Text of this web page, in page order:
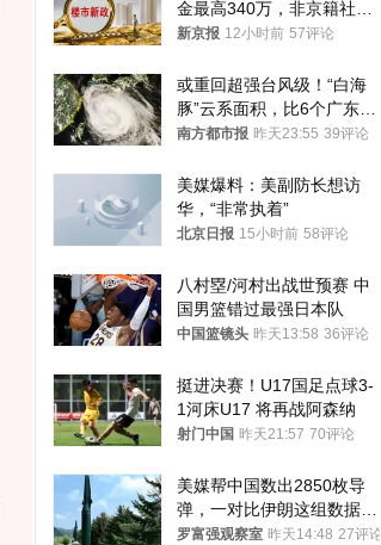
金最高340万，非京籍社保
1年
新京报 12小时前 57评论
或重回超强台风级！“白海
豚”云系面积，比6个广东还
大！深圳官方：注意这件事
南方都市报 昨天23:55 39评论
美媒爆料：美副防长想访
华，“非常执着”
北京日报 15小时前 58评论
八村塁/河村出战世预赛 中
国男篮错过最强日本队
中国篮镜头 昨天13:58 36评论
挺进决赛！U17国足点球3-
1河床U17 将再战阿森纳
射门中国 昨天21:57 70评论
美媒帮中国数出2850枚导
弹，一对比伊朗这组数据，
发现出大事了
罗富强观察室 昨天14:48 27评论